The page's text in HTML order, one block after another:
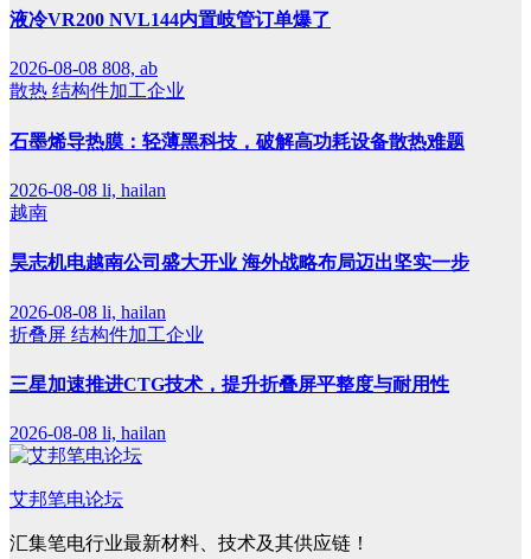
液冷VR200 NVL144内置岐管订单爆了
2026-08-08 808, ab
散热 结构件加工企业
石墨烯导热膜：轻薄黑科技，破解高功耗设备散热难题
2026-08-08 li, hailan
越南
昊志机电越南公司盛大开业 海外战略布局迈出坚实一步
2026-08-08 li, hailan
折叠屏 结构件加工企业
三星加速推进CTG技术，提升折叠屏平整度与耐用性
2026-08-08 li, hailan
艾邦笔电论坛
汇集笔电行业最新材料、技术及其供应链！